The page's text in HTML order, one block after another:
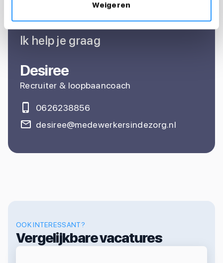
Weigeren
sollicitatie?
Ik help je graag
Desiree
Recruiter & loopbaancoach
0626238856
desiree@medewerkersindezorg.nl
OOK INTERESSANT?
Vergelijkbare vacatures